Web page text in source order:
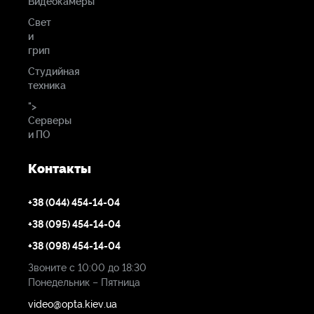
REF IN
Вывод звука через
16-канальный вложенный звук на выходе 12G?SDI
REF OUT.
2-канальный вложенный звук на выходе 12G?SDI
HDMI
8-канальный вложенный звук на выходе для
мониторинга
Выходы WEBCAM
OUT
Свет
и
грип
Студийная
техника
">
Серверы
и ПО
Контакты
+38 (044) 454-14-04
+38 (095) 454-14-04
+38 (098) 454-14-04
Звоните с 10:00 до 18:30
Понедельник – Пятница
video@opta.kiev.ua